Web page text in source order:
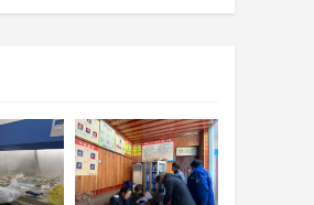
花下火锅、草坪音乐……解锁
红原群众救助受伤一级保护动
物黑鹳 5小时转送成都